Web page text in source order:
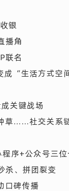
银
播角
联名
“生活方式空
关键战场
草……社交关系
序+公众号三
杀、拼团裂变
口碑传播